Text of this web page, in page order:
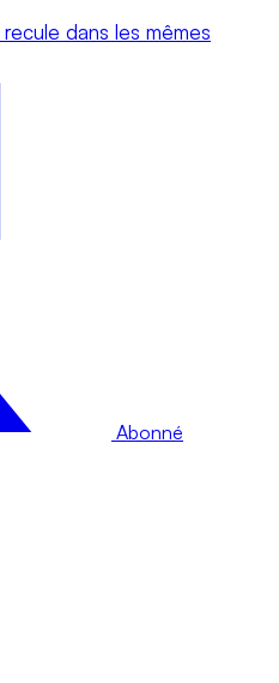
dans les mêmes
Abonné